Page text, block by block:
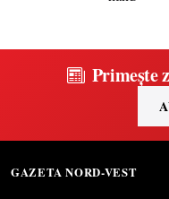
Primește
GAZETA NORD-VEST